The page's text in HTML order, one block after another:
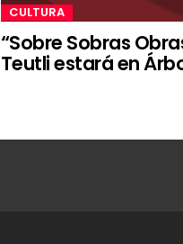
CULTURA
“Sobre Sobras
Teutli estará en